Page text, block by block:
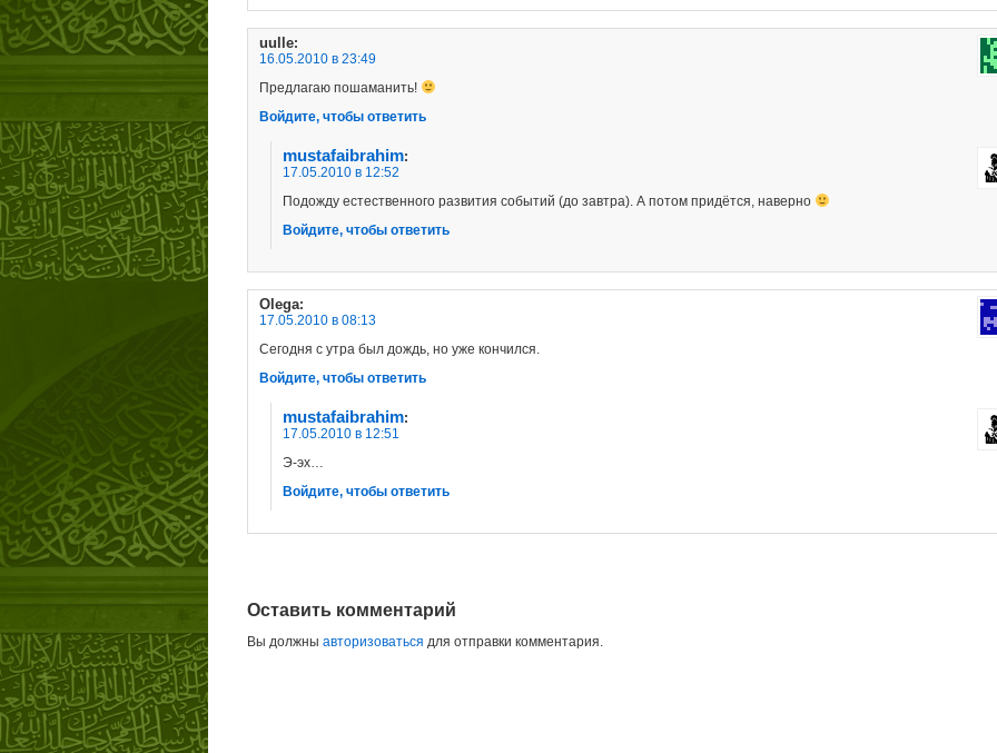
uulle:
16.05.2010 в 23:49
Предлагаю пошаманить!
Войдите, чтобы ответить
mustafaibrahim:
17.05.2010 в 12:52
Подожду естественного развития событий (до завтра). А потом придётся, наверно
Войдите, чтобы ответить
Olega:
17.05.2010 в 08:13
Сегодня с утра был дождь, но уже кончился.
Войдите, чтобы ответить
mustafaibrahim:
17.05.2010 в 12:51
Э-эх…
Войдите, чтобы ответить
Оставить комментарий
Вы должны авторизоваться для отправки комментария.